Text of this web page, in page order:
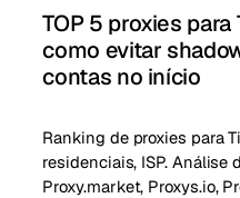
TOP 5 proxies
como evitar
contas no início
Ranking de proxies para
residenciais, ISP. Análise
Proxy.market, Proxys.io,